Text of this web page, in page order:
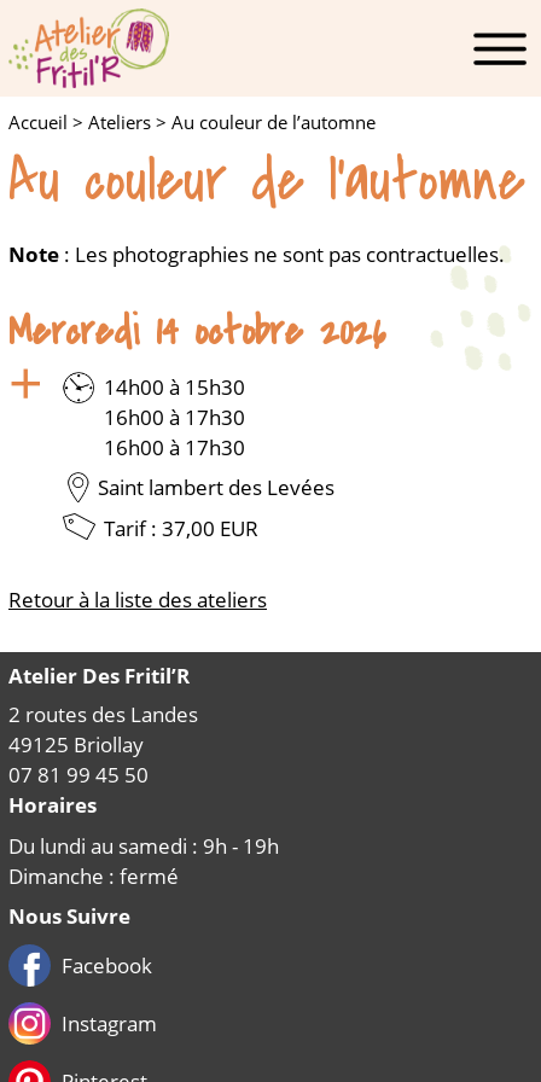
Accueil > Ateliers > Au couleur de l’automne
Au couleur de l’automne
Note : Les photographies ne sont pas contractuelles.
Mercredi 14 octobre 2026
14h00 à 15h30
16h00 à 17h30
16h00 à 17h30
Saint lambert des Levées
Tarif : 37,00 EUR
Retour à la liste des ateliers
Atelier Des Fritil’R
2 routes des Landes
49125 Briollay
07 81 99 45 50
Horaires
Du lundi au samedi : 9h - 19h
Dimanche : fermé
Nous Suivre
Facebook
Instagram